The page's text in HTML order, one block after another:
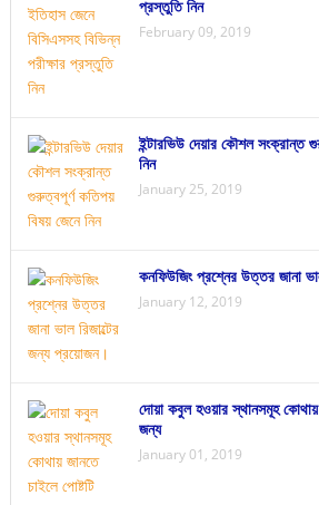
প্রস্তুতি নিন
February 09, 2019
ইন্টারভিউ দেয়ার কৌশল সংক্রান্ত
নিন
January 25, 2019
কনফিউজিং প্রশ্নের উত্তর জানা
January 12, 2019
দোয়া কবুল হওয়ার স্থানসমূহ
জন্য
January 01, 2019